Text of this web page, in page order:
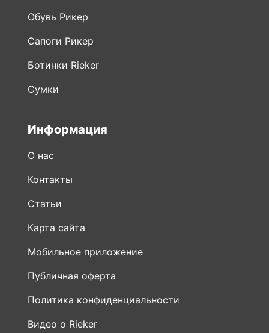
Обувь Рикер
Сапоги Рикер
Ботинки Rieker
Сумки
Информация
О нас
Контакты
Статьи
Карта сайта
Мобильное приложение
Публичная оферта
Политика конфиденциальности
Видео о Rieker